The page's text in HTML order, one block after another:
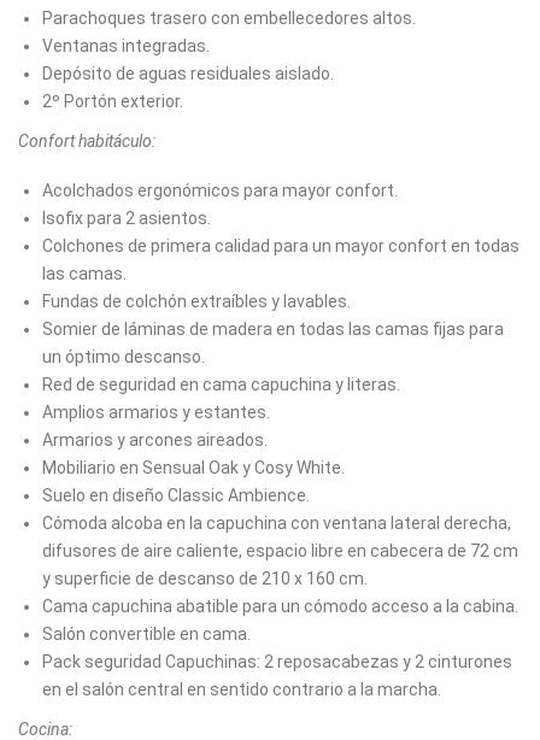
Parachoques trasero con embellecedores altos.
Ventanas integradas.
Depósito de aguas residuales aislado.
2º Portón exterior.
Confort habitáculo:
Acolchados ergonómicos para mayor confort.
Isofix para 2 asientos.
Colchones de primera calidad para un mayor confort en todas
las camas.
Fundas de colchón extraíbles y lavables.
Somier de láminas de madera en todas las camas fijas para
un óptimo descanso.
Red de seguridad en cama capuchina y literas.
Amplios armarios y estantes.
Armarios y arcones aireados.
Mobiliario en Sensual Oak y Cosy White.
Suelo en diseño Classic Ambience.
Cómoda alcoba en la capuchina con ventana lateral derecha,
difusores de aire caliente, espacio libre en cabecera de 72 cm
y superficie de descanso de 210 x 160 cm.
Cama capuchina abatible para un cómodo acceso a la cabina.
Salón convertible en cama.
Pack seguridad Capuchinas: 2 reposacabezas y 2 cinturones
en el salón central en sentido contrario a la marcha.
Cocina: